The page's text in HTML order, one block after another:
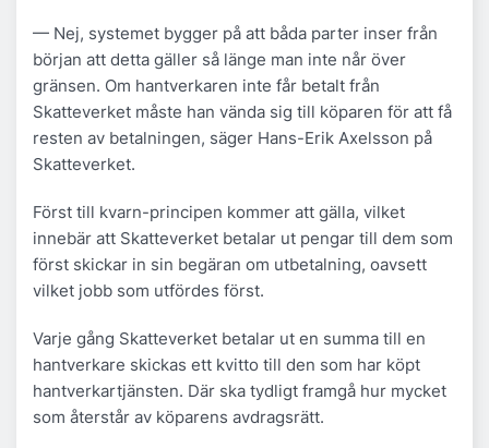
— Nej, systemet bygger på att båda parter inser från
början att detta gäller så länge man inte når över
gränsen. Om hantverkaren inte får betalt från
Skatteverket måste han vända sig till köparen för att få
resten av betalningen, säger Hans-Erik Axelsson på
Skatteverket.
Först till kvarn-principen kommer att gälla, vilket
innebär att Skatteverket betalar ut pengar till dem som
först skickar in sin begäran om utbetalning, oavsett
vilket jobb som utfördes först.
Varje gång Skatteverket betalar ut en summa till en
hantverkare skickas ett kvitto till den som har köpt
hantverkartjänsten. Där ska tydligt framgå hur mycket
som återstår av köparens avdragsrätt.